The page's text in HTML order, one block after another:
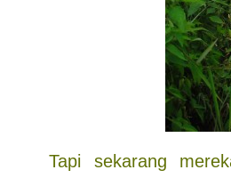
Tapi sekarang